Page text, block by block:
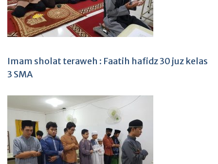
Imam sholat teraweh : Faatih hafidz 30 juz kelas
3 SMA